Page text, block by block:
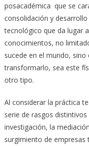
posacadémica que se
consolidación y
tecnológico que da lugar
conocimientos, no
sucede en el mundo,
transformarlo, sea este
otro tipo.
Al considerar la práctica
serie de rasgos
investigación, la
surgimiento de